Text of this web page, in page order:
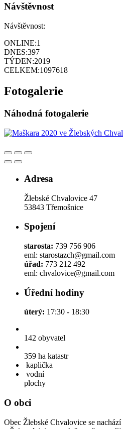
Návštěvnost
Návštěvnost:
ONLINE:1
DNES:397
TÝDEN:2019
CELKEM:1097618
Fotogalerie
Náhodná fotogalerie
Adresa
Žlebské Chvalovice 47
53843 Třemošnice
Spojení
starosta: 739 756 906
eml: starostazch@gmail.com
úřad: 773 212 492
eml: chvalovice@gmail.com
Úřední hodiny
úterý: 17:30 - 18:30
142 obyvatel
359 ha katastr
kaplička
vodní
plochy
O obci
Obec Žlebské Chvalovice se